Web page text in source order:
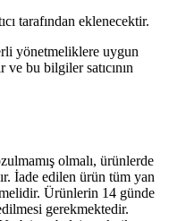
tarafından eklenecektir.
yönetmeliklere uygun
ve bu bilgiler satıcının
olmalı, ürünlerde
İade edilen ürün tüm yan
Ürünlerin 14 günde
gerekmektedir.